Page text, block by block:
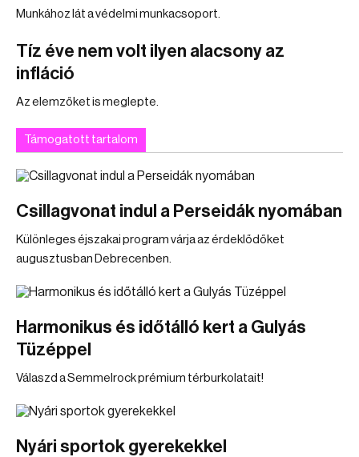
Munkához lát a védelmi munkacsoport.
Tíz éve nem volt ilyen alacsony az
infláció
Az elemzőket is meglepte.
Támogatott tartalom
Csillagvonat indul a Perseidák nyomában
Különleges éjszakai program várja az érdeklődőket
augusztusban Debrecenben.
Harmonikus és időtálló kert a Gulyás
Tüzéppel
Válaszd a Semmelrock prémium térburkolatait!
Nyári sportok gyerekekkel